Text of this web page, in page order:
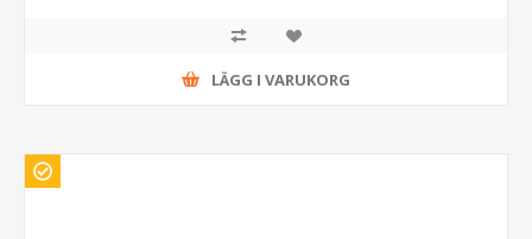
LÄGG I VARUKORG